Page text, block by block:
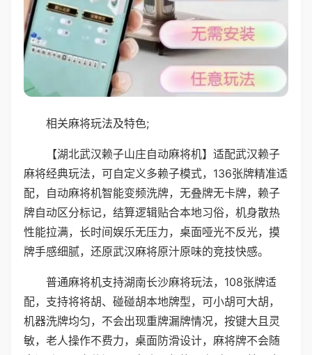
相关麻将玩法及特色;
【湖北武汉赖子山庄自动麻将机】适配武汉赖子
麻将经典玩法，可自定义多赖子模式，136张牌精准适
配，自动麻将机智能变频洗牌，无叠牌无卡牌，赖子
牌自动区分标记，结算逻辑贴合本地习俗，机身散热
性能拉满，长时间娱乐无压力，桌面哑光不反光，摸
牌手感细腻，还原武汉麻将原汁原味的竞技快感。
普通麻将机支持湖南长沙麻将玩法，108张牌适
配，支持将将胡、碰碰胡本地牌型，可小胡可大胡，
机器洗牌均匀，不会出现重牌漏牌情况，按键大且灵
敏，老人操作不费力，桌面防滑设计，麻将牌不会随